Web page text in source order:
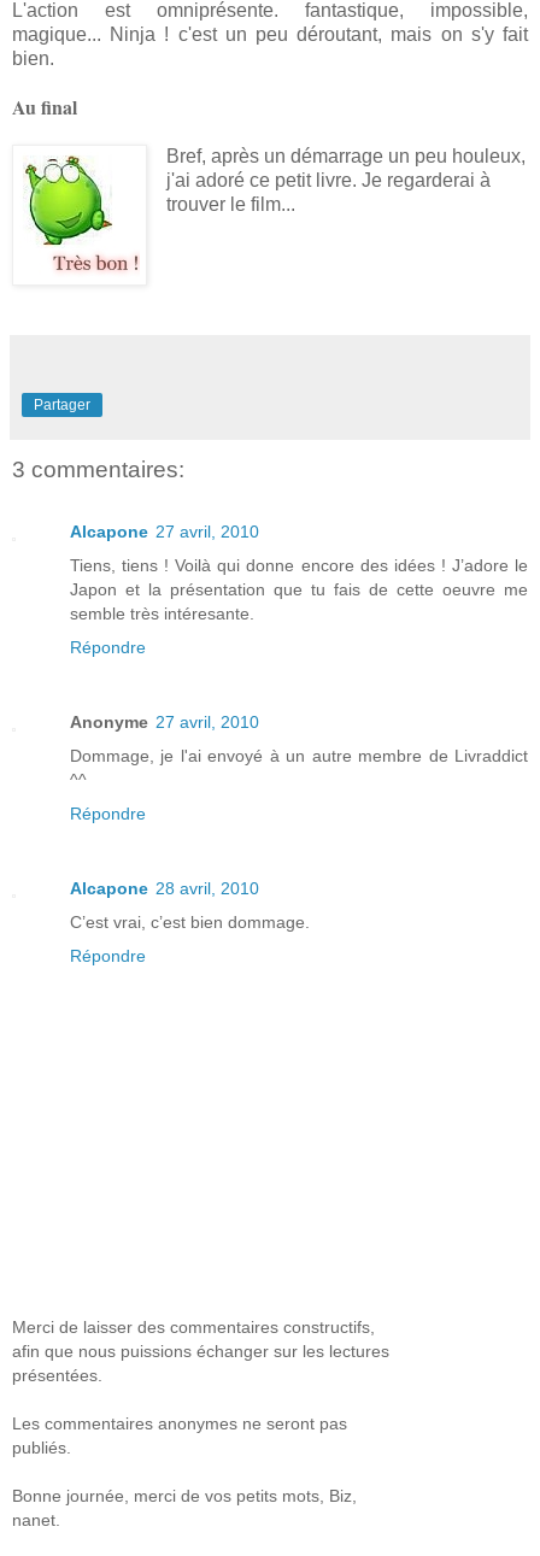
L'action est omniprésente. fantastique, impossible,
magique... Ninja ! c'est un peu déroutant, mais on s'y fait
bien.
Au final
Bref, après un démarrage un peu houleux,
j'ai adoré ce petit livre. Je regarderai à
trouver le film...
Partager
3 commentaires:
Alcapone 27 avril, 2010
Tiens, tiens ! Voilà qui donne encore des idées ! J’adore le
Japon et la présentation que tu fais de cette oeuvre me
semble très intéresante.
Répondre
Anonyme 27 avril, 2010
Dommage, je l'ai envoyé à un autre membre de Livraddict
^^
Répondre
Alcapone 28 avril, 2010
C’est vrai, c’est bien dommage.
Répondre
Merci de laisser des commentaires constructifs,
afin que nous puissions échanger sur les lectures
présentées.
Les commentaires anonymes ne seront pas
publiés.
Bonne journée, merci de vos petits mots, Biz,
nanet.